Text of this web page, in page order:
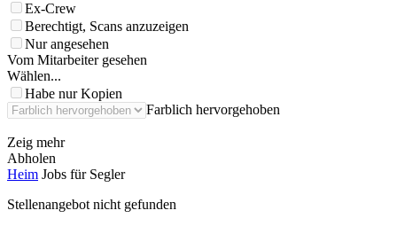
Ex-Crew
Berechtigt, Scans anzuzeigen
Nur angesehen
Vom Mitarbeiter gesehen
Wählen...
Habe nur Kopien
Farblich hervorgehoben
Zeig mehr
Abholen
Heim Jobs für Segler
Stellenangebot nicht gefunden